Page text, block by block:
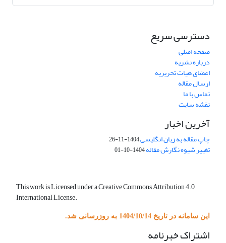
دسترسی سریع
صفحه اصلی
درباره نشریه
اعضای هیات تحریریه
ارسال مقاله
تماس با ما
نقشه سایت
آخرین اخبار
چاپ مقاله به زبان انگلیسی1404-11-26
تغییر شیوه نگارش مقاله1404-10-01
This work is Licensed under a Creative Commons Attribution 4.0
International License.
این سامانه در تاریخ 1404/10/14 به روزرسانی شد.
اشتراک خبرنامه